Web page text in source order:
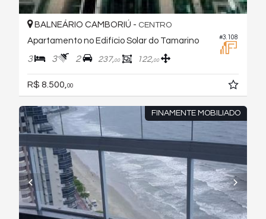
#3.108
BALNEÁRIO CAMBORIÚ - CENTRO
Apartamento no Edifício Solar do Tamarino
3 3 2 237,00 122,00
R$ 8.500, 00
FINAMENTE MOBILIADO